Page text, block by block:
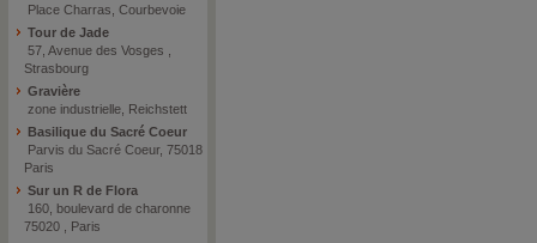
Place Charras, Courbevoie
Tour de Jade
57, Avenue des Vosges ,
Strasbourg
Gravière
zone industrielle, Reichstett
Basilique du Sacré Coeur
Parvis du Sacré Coeur, 75018
Paris
Sur un R de Flora
160, boulevard de charonne
75020 , Paris